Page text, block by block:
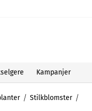
Kampanjer
Stilkblomster